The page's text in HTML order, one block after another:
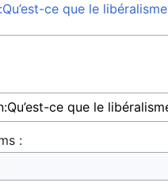
ce que le libéralisme
: